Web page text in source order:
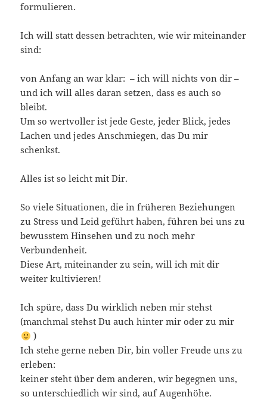
formulieren.
Ich will statt dessen betrachten, wie wir miteinander
sind:
von Anfang an war klar: – ich will nichts von dir –
und ich will alles daran setzen, dass es auch so
bleibt.
Um so wertvoller ist jede Geste, jeder Blick, jedes
Lachen und jedes Anschmiegen, das Du mir
schenkst.
Alles ist so leicht mit Dir.
So viele Situationen, die in früheren Beziehungen
zu Stress und Leid geführt haben, führen bei uns zu
bewusstem Hinsehen und zu noch mehr
Verbundenheit.
Diese Art, miteinander zu sein, will ich mit dir
weiter kultivieren!
Ich spüre, dass Du wirklich neben mir stehst
(manchmal stehst Du auch hinter mir oder zu mir
)
Ich stehe gerne neben Dir, bin voller Freude uns zu
erleben:
keiner steht über dem anderen, wir begegnen uns,
so unterschiedlich wir sind, auf Augenhöhe.